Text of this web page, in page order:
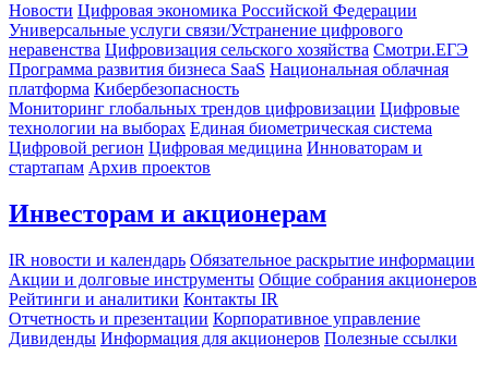
Новости Цифровая экономика Российской Федерации
Универсальные услуги связи/Устранение цифрового
неравенства Цифровизация сельского хозяйства Смотри.ЕГЭ
Программа развития бизнеса SaaS Национальная облачная
платформа Кибербезопасность
Мониторинг глобальных трендов цифровизации Цифровые
технологии на выборах Единая биометрическая система
Цифровой регион Цифровая медицина Инноваторам и
стартапам Архив проектов
Инвесторам и акционерам
IR новости и календарь Обязательное раскрытие информации
Акции и долговые инструменты Общие собрания акционеров
Рейтинги и аналитики Контакты IR
Отчетность и презентации Корпоративное управление
Дивиденды Информация для акционеров Полезные ссылки